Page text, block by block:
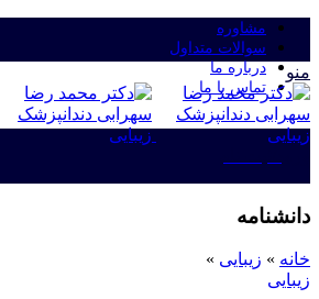
مشاوره
سوالات متداول
درباره ما
تماس با ما
منو
دانشنامه
خانه » زیبایی »
زیبایی